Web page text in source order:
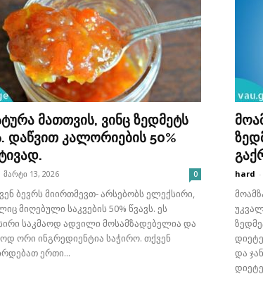
მათთვის, ვინც ზედმეტს
დაწვით კალორიების 50%
მარტი 13, 2026 0
ბევრს მიირთმევთ- არსებობს ელექსირი,
მიღებული საკვების 50% წვავს. ეს
საკმაოდ ადვილი მოსამზადებელია და
ორი ინგრედიენტია საჭირო. თქვენ
ერთი...
hard -
და